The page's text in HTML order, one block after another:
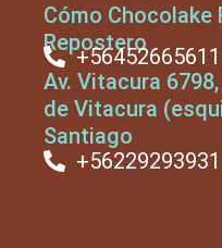
Cómo Chocolake
Repostero
+56452665611
Av. Vitacura
de Vitacura
Santiago
+56229293931